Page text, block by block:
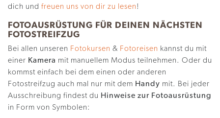
dich und freuen uns von dir zu lesen!
FOTOAUSRÜSTUNG FÜR DEINEN NÄCHSTEN
FOTOSTREIFZUG
Bei allen unseren Fotokursen & Fotoreisen kannst du mit
einer Kamera mit manuellem Modus teilnehmen. Oder du
kommst einfach bei dem einen oder anderen
Fotostreifzug auch mal nur mit dem Handy mit. Bei jeder
Ausschreibung findest du Hinweise zur Fotoausrüstung
in Form von Symbolen: